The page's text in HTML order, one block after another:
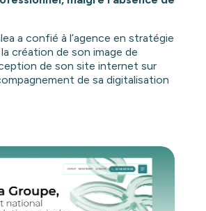
a confié à l’agence en stratégie
création de son image de
de son site internet sur
de sa digitalisation